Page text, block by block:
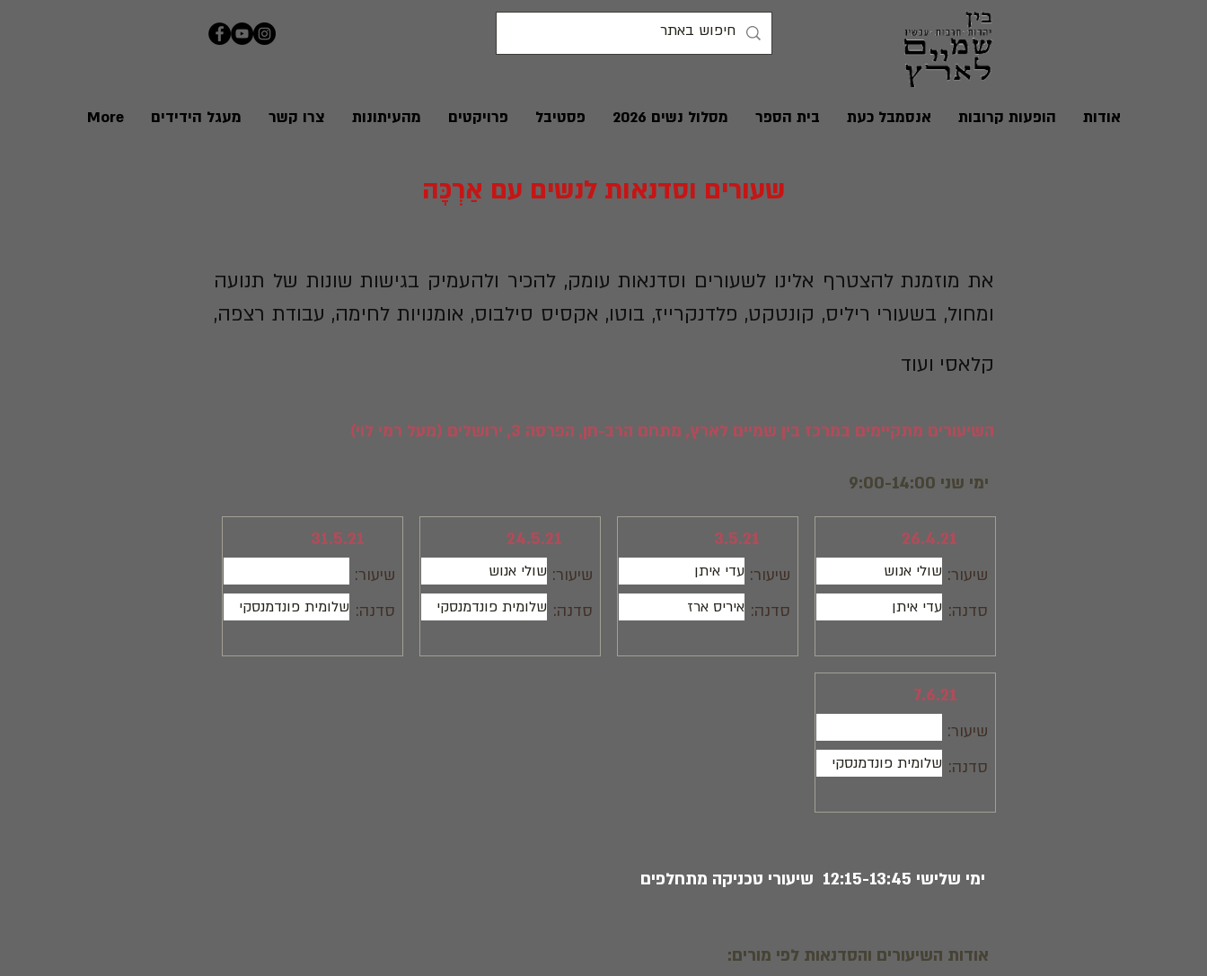
אודות הופעות קרובות אנסמבל כעת בית הספר מסלול נשים 2026 פסטיבל פרויקטים מהעיתונות צרו קשר מעגל הידידים More
שעורים וסדנאות לנשים עם אַרְכָּה
את מוזמנת להצטרף אלינו לשעורים וסדנאות עומק, להכיר ולהעמיק בגישות שונות של תנועה
ומחול, בשעורי ריליס, קונטקט, פלדנקרייז, בוטו, אקסיס סילבוס, אומנויות לחימה, עבודת רצפה,
קלאסי ועוד
השיעורים מתקיימים במרכז בין שמיים לארץ, מתחם הרב-חן, הפרסה 3, ירושלים (מעל רמי לוי)
ימי שני 9:00-14:00
26.4.21
שולי אנוש שיעור:
עדי איתן סדנה:
7.6.21
שיעור:
שלומית פונדמנסקי סדנה:
3.5.21
עדי איתן שיעור:
איריס ארז סדנה:
24.5.21
שולי אנוש שיעור:
שלומית פונדמנסקי סדנה:
31.5.21
שיעור:
שלומית פונדמנסקי סדנה:
ימי שלישי 12:15-13:45 שיעורי טכניקה מתחלפים
אודות השיעורים והסדנאות לפי מורים: